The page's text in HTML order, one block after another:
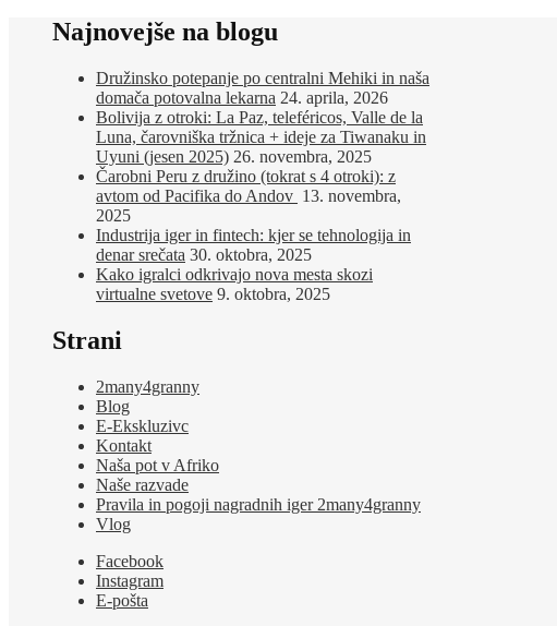
Najnovejše na blogu
Družinsko potepanje po centralni Mehiki in naša
domača potovalna lekarna 24. aprila, 2026
Bolivija z otroki: La Paz, teleféricos, Valle de la
Luna, čarovniška tržnica + ideje za Tiwanaku in
Uyuni (jesen 2025) 26. novembra, 2025
Čarobni Peru z družino (tokrat s 4 otroki): z
avtom od Pacifika do Andov 13. novembra,
2025
Industrija iger in fintech: kjer se tehnologija in
denar srečata 30. oktobra, 2025
Kako igralci odkrivajo nova mesta skozi
virtualne svetove 9. oktobra, 2025
Strani
2many4granny
Blog
E-Ekskluzivc
Kontakt
Naša pot v Afriko
Naše razvade
Pravila in pogoji nagradnih iger 2many4granny
Vlog
Facebook
Instagram
E-pošta